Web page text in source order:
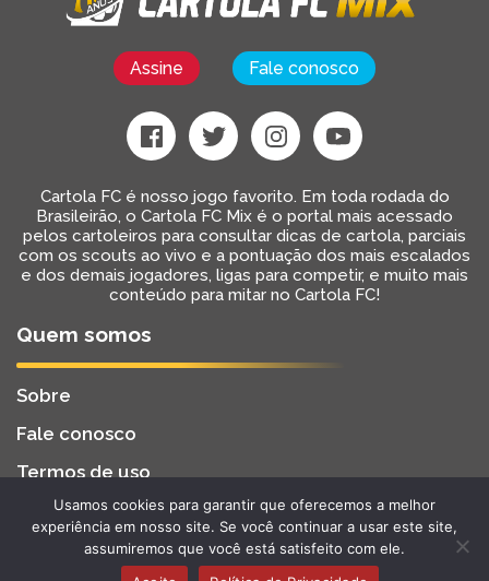
Assine Fale conosco
Cartola FC é nosso jogo favorito. Em toda rodada do
Brasileirão, o Cartola FC Mix é o portal mais acessado
pelos cartoleiros para consultar dicas de cartola, parciais
com os scouts ao vivo e a pontuação dos mais escalados
e dos demais jogadores, ligas para competir, e muito mais
conteúdo para mitar no Cartola FC!
Quem somos
Sobre
Fale conosco
Termos de uso
2022 - Todos os Direitos Reservados
Desenvolvido por BW2 Tecnologia
Usamos cookies para garantir que oferecemos a melhor
experiência em nosso site. Se você continuar a usar este site,
assumiremos que você está satisfeito com ele.